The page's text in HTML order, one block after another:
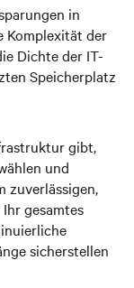
in
Komplexität der
Dichte der IT-
Speicherplatz
gibt,
und
zuverlässigen,
gesamtes
sicherstellen